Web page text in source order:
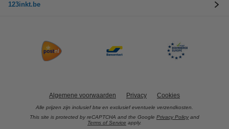
123inkt.be
Algemene voorwaarden Privacy Cookies
Alle prijzen zijn inclusief btw en exclusief eventuele verzendkosten.
This site is protected by reCAPTCHA and the Google Privacy Policy and
Terms of Service apply.